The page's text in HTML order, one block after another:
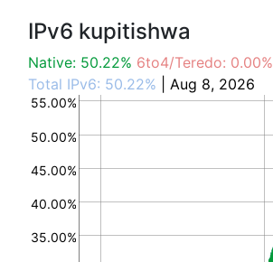
IPv6 kupitishwa
Native: 50.22% 6to4/Teredo: 0.00%
Total IPv6: 50.22% | Aug 8, 2026
35.00%
40.00%
45.00%
50.00%
55.00%